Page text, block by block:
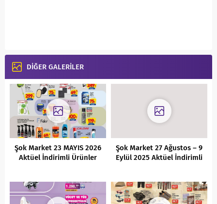
DİĞER GALERİLER
Şok Market 23 MAYIS 2026
Aktüel İndirimli Ürünler
Şok Market 27 Ağustos – 9
Eylül 2025 Aktüel İndirimli